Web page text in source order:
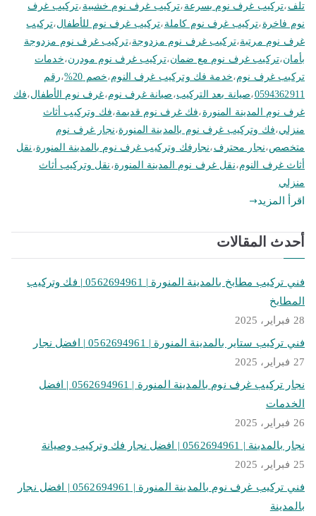
تلف ،تركيب غرف نوم بسرعة ،تركيب غرف نوم خشبية ،تركيب غرف
نوم فاخرة ،تركيب غرف نوم كاملة ،تركيب غرف نوم للأطفال،تركيب
غرف نوم مرتبة،تركيب غرف نوم مزدوجة،تركيب غرف نوم مزدوجة
بأمان،تركيب غرف نوم مع ضمان،تركيب غرف نوم مودرن،خدمات
تركيب غرف نوم،خدمة فك وتركيب غرف النوم،خصم 20% ،رقم
0594362911،صيانة بعد التركيب، صيانة غرف نوم،غرف نوم الأطفال،فك
غرف نوم المدينة المنورة ،فك غرف نوم قديمة،فك وتركيب أثاث
منزلي،فك وتركيب غرف نوم بالمدينة المنورة،نجار غرف نوم
متخصص،نجار محترف ،نجارفك وتركيب غرف نوم بالمدينة المنورة، نقل
أثاث غرف النوم،نقل غرف نوم المدينة المنورة، نقل وتركيب أثاث
منزلي
اقرأ المزيد
أحدث المقالات
فني تركيب مطابخ بالمدينة المنورة | 0562694961 | فك وتركيب
المطابخ
28 فبراير، 2025
فني تركيب ستاير بالمدينة المنورة | 0562694961 | افضل نجار
27 فبراير، 2025
نجار تركيب غرف نوم بالمدينة المنورة | 0562694961 | افضل
الخدمات
26 فبراير، 2025
نجار بالمدينة | 0562694961 | افضل نجار فك وتركيب وصيانة
25 فبراير، 2025
فني تركيب غرف نوم بالمدينة المنورة | 0562694961 | افضل نجار
بالمدينة